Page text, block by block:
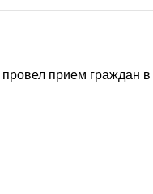
прием граждан в